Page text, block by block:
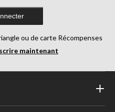
qui se cassent le plus
d'armoire qui s'usent le plus
qui se cassent le plus
ou de carte Récompenses
maintenant